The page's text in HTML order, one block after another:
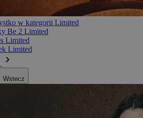
w kategorii Limited
Be 2 Limited
Limited
Limited
Wstecz